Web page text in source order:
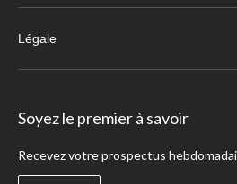
Légale
Soyez le premier à savoir
Recevez votre prospectus